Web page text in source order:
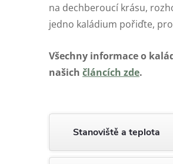
na dechberoucí krásu,
jedno kaládium pořiďte,
Všechny informace o
našich článcích zde.
Stanoviště a teplota